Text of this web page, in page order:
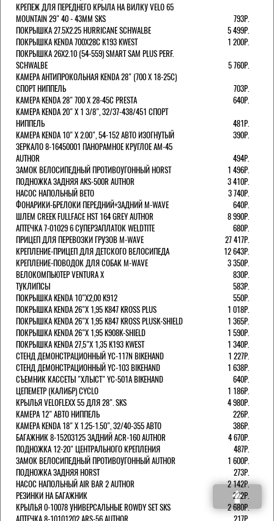
КРЕПЕЖ ДЛЯ ПЕРЕДНЕГО КРЫЛА НА ВИЛКУ VELO 65
MOUNTAIN 29" 40 - 43ММ SKS
793Р.
ПОКРЫШКА 27.5X2.25 HURRICANE SCHWALBE
5 499Р.
ПОКРЫШКА KENDA 700Х28С K193 KWEST
1 200Р.
ПОКРЫШКА 26X2.10 (54-559) SMART SAM PLUS PERF.
SCHWALBE
5 760Р.
КАМЕРА АНТИПРОКОЛЬНАЯ KENDA 28" (700 Х 18-25C)
СПОРТ НИППЕЛЬ
703Р.
КАМЕРА KENDA 28" 700 Х 28-45С PRESTA
640Р.
КАМЕРА KENDA 20" Х 1 3/8", 32/37-438/451 СПОРТ
НИППЕЛЬ
481Р.
КАМЕРА KENDA 10" Х 2.00", 54-152 АВТО ИЗОГНУТЫЙ
390Р.
ЗЕРКАЛО 8-16450001 ПАНОРАМНОЕ КРУГЛОЕ AM-45
AUTHOR
494Р.
ЗАМОК ВЕЛОСИПЕДНЫЙ ПРОТИВОУГОННЫЙ HORST
1 496Р.
ПОДНОЖКА ЗАДНЯЯ AKS-500R AUTHOR
3 410Р.
НАСОС НАПОЛЬНЫЙ BETO
3 740Р.
ФОНАРИКИ-БРЕЛОКИ ПЕРЕДНИЙ+ЗАДНИЙ M-WAVE
640Р.
ШЛЕМ CREEK FULLFACE HST 164 GREY AUTHOR
8 990Р.
АПТЕЧКА 7-01029 6 СУПЕРЗАПЛАТОК WELDTITE
680Р.
ПРИЦЕП ДЛЯ ПЕРЕВОЗКИ ГРУЗОВ M-WAVE
27 417Р.
КРЕПЛЕНИЕ-ПРИЦЕП ДЛЯ ДЕТСКОГО ВЕЛОСИПЕДА
12 643Р.
КРЕПЛЕНИЕ-ПОВОДОК ДЛЯ СОБАК M-WAVE
3 350Р.
ВЕЛОКОМПЬЮТЕР VENTURA Х
830Р.
ТУКЛИПСЫ
583Р.
ПОКРЫШКА KENDA 10"Х2,00 K912
550Р.
ПОКРЫШКА KENDA 26"Х 1,95 K847 KROSS PLUS
1 018Р.
ПОКРЫШКА KENDA 26"Х 1,95 K847 KROSS PLUSK-SHIELD
1 365Р.
ПОКРЫШКА KENDA 26"Х 1,95 K908K-SHIELD
1 590Р.
ПОКРЫШКА KENDA 27,5"Х 1,35 K193 KWEST
1 340Р.
СТЕНД ДЕМОНСТРАЦИОННЫЙ YC-117N BIKEHAND
1 227Р.
СТЕНД ДЕМОНСТРАЦИОННЫЙ YC-103 BIKEHAND
1 638Р.
СЪЕМНИК КАССЕТЫ "ХЛЫСТ" YC-501A BIKEHAND
640Р.
ЦЕПЕМЕТР (КАЛИБР) CYCLO
1 186Р.
КРЫЛЬЯ VELOFLEXX 55 ДЛЯ 28". SKS
4 980Р.
КАМЕРА 12" АВТО НИППЕЛЬ
226Р.
КАМЕРА KENDA 18" Х 1.25-1.50", 32/40-355 АВТО
386Р.
БАГАЖНИК 8-15203125 ЗАДНИЙ ACR-160 AUTHOR
4 670Р.
ПОДНОЖКА 12-20" ЦЕНТРАЛЬНОГО КРЕПЛЕНИЯ
487Р.
ЗАМОК ВЕЛОСИПЕДНЫЙ ПРОТИВОУГОННЫЙ AUTHOR
1 600Р.
ПОДНОЖКА ЗАДНЯЯ HORST
273Р.
НАСОС НАПОЛЬНЫЙ AIR BAR 2 AUTHOR
2 142Р.
РЕЗИНКИ НА БАГАЖНИК
222Р.
КРЫЛЬЯ 0-10078 УНИВЕРСАЛЬНЫЕ ROWDY SET SKS
2 680Р.
АПТЕЧКА 8-10101202 ARS-56 AUTHOR
217Р.